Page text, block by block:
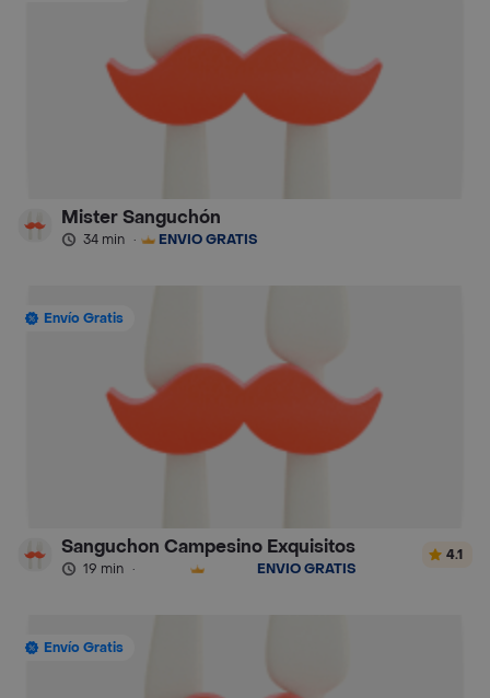
Mister Sanguchón
34 min · ENVÍO GRATIS
Envío Gratis
Sanguchon Campesino Exquisitos
19 min · ENVÍO GRATIS
4.1
Envío Gratis